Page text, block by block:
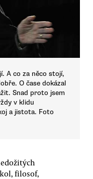
A co za něco stojí,
O čase dokázal
Snad proto jsem
v klidu
a jistota. Foto
filosof,